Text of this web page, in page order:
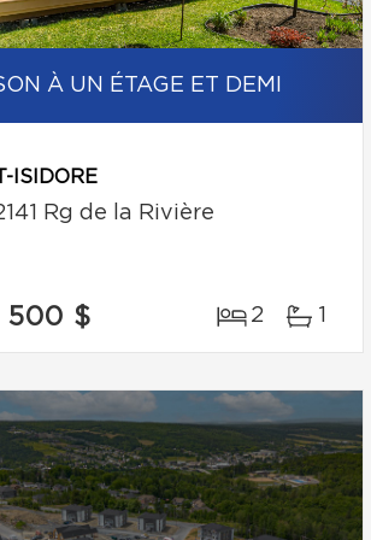
À UN ÉTAGE ET DEMI
ISIDORE
Rg de la Rivière
500 $ 2 1